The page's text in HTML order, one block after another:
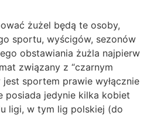
żużel będą te osoby,
sportu, wyścigów, sezonów
obstawiania żużla najpierw
związany z “czarnym
sportem prawie wyłącznie
posiada jedynie kilka kobiet
ligi, w tym lig polskiej (do